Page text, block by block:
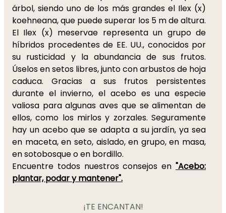
árbol, siendo uno de los más grandes el Ilex (x)
koehneana, que puede superar los 5 m de altura.
El Ilex (x) meservae representa un grupo de
híbridos procedentes de EE. UU., conocidos por
su rusticidad y la abundancia de sus frutos.
Úselos en setos libres, junto con arbustos de hoja
caduca. Gracias a sus frutos persistentes
durante el invierno, el acebo es una especie
valiosa para algunas aves que se alimentan de
ellos, como los mirlos y zorzales. Seguramente
hay un acebo que se adapta a su jardín, ya sea
en maceta, en seto, aislado, en grupo, en masa,
en sotobosque o en bordillo.
Encuentre todos nuestros consejos en "Acebo:
plantar, podar y mantener".
¡TE ENCANTAN!